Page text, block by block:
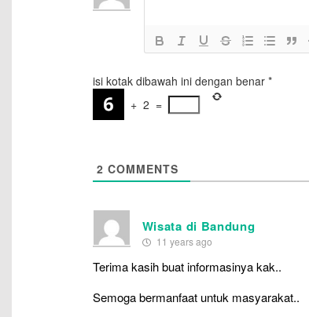
isi kotak dibawah ini dengan benar*
+ 2 =
2 COMMENTS
Wisata di Bandung
11 years ago
Terima kasih buat informasinya kak..
Semoga bermanfaat untuk masyarakat..